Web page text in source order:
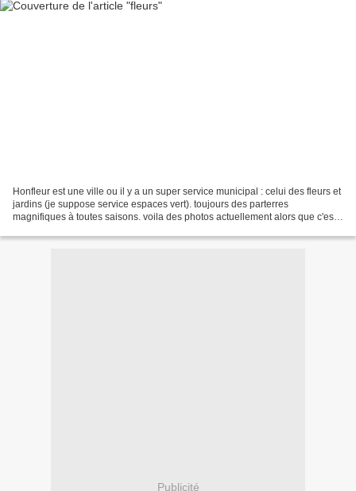
Honfleur est une ville ou il y a un super service municipal : celui des fleurs et
jardins (je suppose service espaces vert). toujours des parterres
magnifiques à toutes saisons. voila des photos actuellement alors que c'est
Publicité